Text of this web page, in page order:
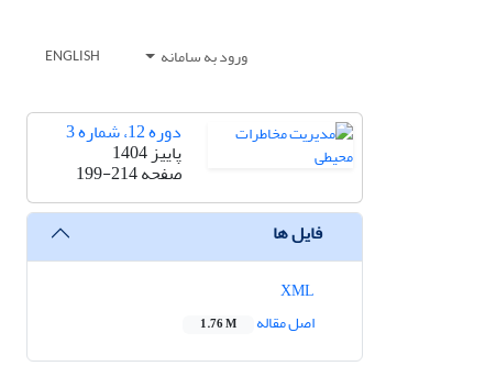
ورود به سامانه ENGLISH
دوره 12، شماره 3
پاییز 1404
صفحه199-214
فایل ها
اصل مقاله
1.76 M